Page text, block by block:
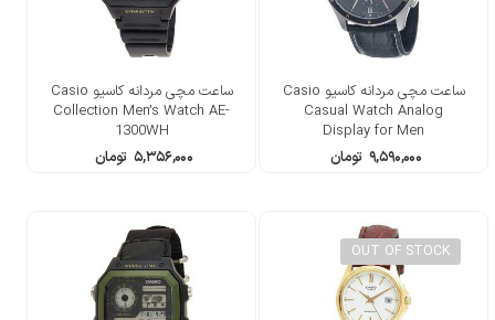
ساعت مچی مردانه کاسیو Casio
Casual Watch Analog
Display for Men
۹,۵۹۰,۰۰۰ تومان
ساعت مچی مردانه کاسیو Casio
Collection Men’s Watch AE-
1300WH
۵,۳۵۶,۰۰۰ تومان
OUT OF STOCK